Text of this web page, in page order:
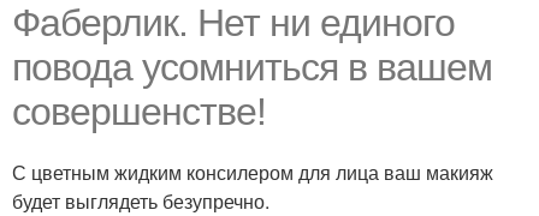
Фаберлик. Нет ни единого
повода усомниться в вашем
совершенстве!
С цветным жидким консилером для лица ваш макияж
будет выглядеть безупречно.